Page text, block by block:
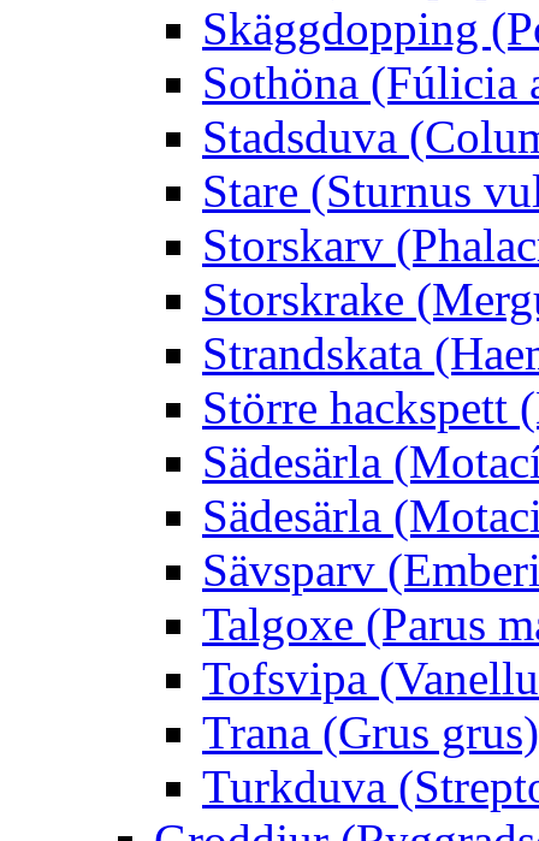
Skäggdopping
Sothöna (Fúlicia
Stadsduva
Stare (Sturnus
Storskarv
Storskrake
Strandskata
Större hackspett
Sädesärla
Sädesärla
Sävsparv
Talgoxe (Parus
Tofsvipa
Trana (Grus grus)
Turkduva